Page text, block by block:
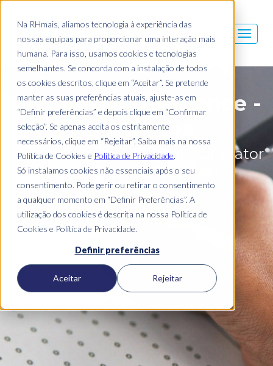
Na RHmais, aliamos tecnologia à experiência das
nossas equipas para proporcionar uma interação mais
humana. Para isso, usamos cookies e tecnologias
semelhantes. Se concorda com a instalação de todos
os cookies descritos, clique em “Aceitar”. Se pretende
manter as suas preferências atuais, ajuste-as em
“Definir preferências” e depois clique em “Confirmar
seleção”. Se apenas aceita os estritamente
necessários, clique em “Rejeitar”. Saiba mais na nossa
Política de Cookies e Política de Privacidade.
Só instalamos cookies não essenciais após o seu
consentimento. Pode gerir ou retirar o consentimento
a qualquer momento em “Definir Preferências”. A
utilização dos cookies é descrita na nossa Política de
Cookies e Política de Privacidade.
Definir preferências
Aceitar Rejeitar
Customer Experience -
Inquéritos
A experiência do Cliente é um fator
diferenciador essencial.